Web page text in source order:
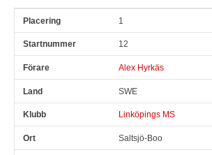
Pl Snr 1
12
Alex Hyrkäs
SWE
Linköpings MS
Saltsjö-Boo